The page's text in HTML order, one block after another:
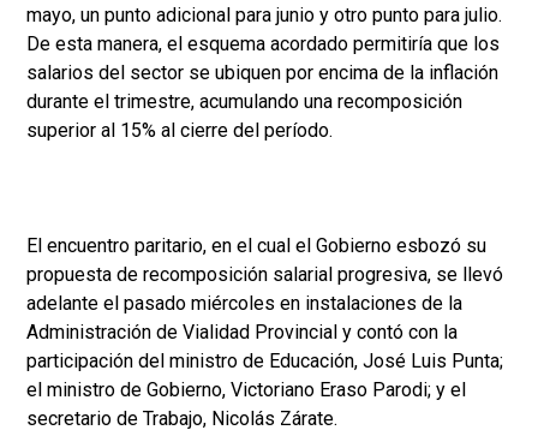
mayo, un punto adicional para junio y otro punto para julio.
De esta manera, el esquema acordado permitiría que los
salarios del sector se ubiquen por encima de la inflación
durante el trimestre, acumulando una recomposición
superior al 15% al cierre del período.
El encuentro paritario, en el cual el Gobierno esbozó su
propuesta de recomposición salarial progresiva, se llevó
adelante el pasado miércoles en instalaciones de la
Administración de Vialidad Provincial y contó con la
participación del ministro de Educación, José Luis Punta;
el ministro de Gobierno, Victoriano Eraso Parodi; y el
secretario de Trabajo, Nicolás Zárate.